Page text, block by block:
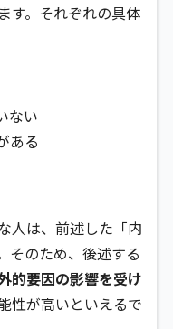
す。それぞれの具体
ない
ある
人は、前述した「内
そのため、後述する
的要因の影響を受け
性が高いといえるで